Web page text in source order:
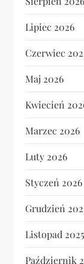
Lipiec 2026
Czerwiec
Maj 2026
Kwiecień
Marzec 2026
Luty 2026
Styczeń 2026
Grudzień
Listopad 2025
Październik